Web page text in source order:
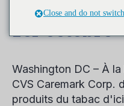
produits du
1er octobre
Washington DC – À
CVS Caremark Corp.
produits du tabac
Close and do not